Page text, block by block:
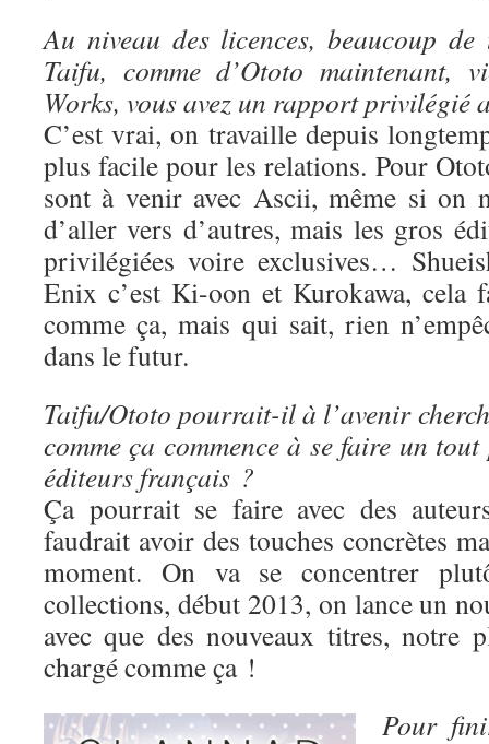
Au niveau des licences, beaucoup
Taifu, comme d’Ototo maintenant,
Works, vous avez un rapport privilégié
C’est vrai, on travaille depuis
plus facile pour les relations. Pour
sont à venir avec Ascii, même si on
d’aller vers d’autres, mais les gros
privilégiées voire exclusives…
Enix c’est Ki-oon et Kurokawa, cela
comme ça, mais qui sait, rien
dans le futur.
Taifu/Ototo pourrait-il à l’avenir
comme ça commence à se faire un
éditeurs français ?
Ça pourrait se faire avec des
faudrait avoir des touches concrètes
moment. On va se concentrer
collections, début 2013, on lance un
avec que des nouveaux titres, notre
chargé comme ça !
Pour